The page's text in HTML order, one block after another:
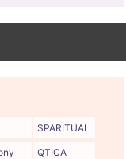
SPARITUAL
QTICA